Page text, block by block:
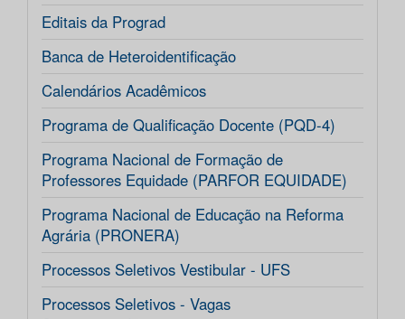
Editais da Prograd
Banca de Heteroidentificação
Calendários Acadêmicos
Programa de Qualificação Docente (PQD-4)
Programa Nacional de Formação de
Professores Equidade (PARFOR EQUIDADE)
Programa Nacional de Educação na Reforma
Agrária (PRONERA)
Processos Seletivos Vestibular - UFS
Processos Seletivos - Vagas